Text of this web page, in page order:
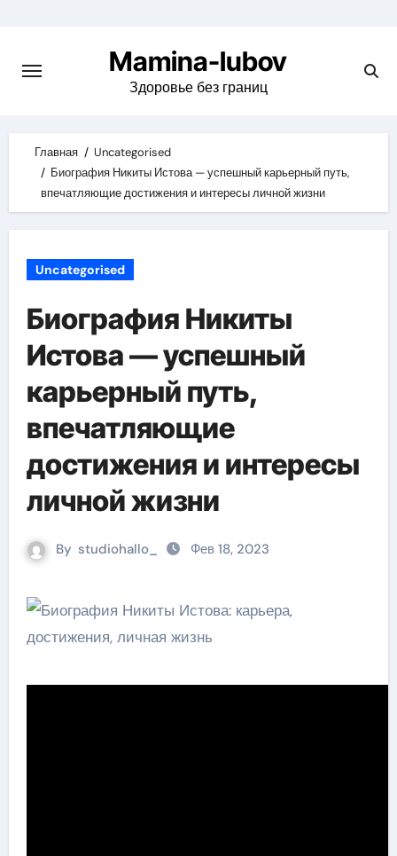
content
Mamina-lubov
Здоровье без границ
Главная
Uncategorised
Биография Никиты Истова — успешный карьерный путь,
впечатляющие достижения и интересы личной жизни
Uncategorised
Биография Никиты
Истова — успешный
карьерный путь,
впечатляющие
достижения и интересы
личной жизни
By studiohallo_ Фев 18, 2023